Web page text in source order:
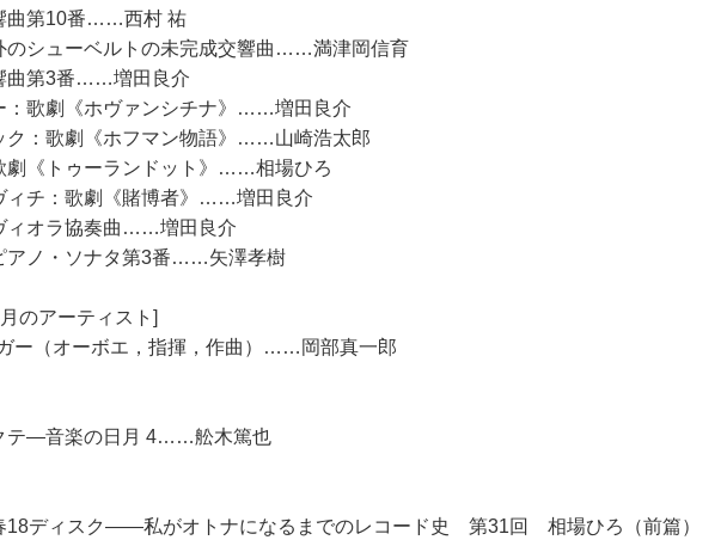
曲第10番……西村 祐
のシューベルトの未完成交響曲……満津岡信育
曲第3番……増田良介
：歌劇《ホヴァンシチナ》……増田良介
ク：歌劇《ホフマン物語》……山崎浩太郎
劇《トゥーランドット》……相場ひろ
ィチ：歌劇《賭博者》……増田良介
ィオラ協奏曲……増田良介
アノ・ソナタ第3番……矢澤孝樹
のアーティスト]
ー（オーボエ，指揮，作曲）……岡部真一郎
テ―音楽の日月 4……舩木篤也
18ディスク――私がオトナになるまでのレコード史 第31回 相場ひろ（前篇）